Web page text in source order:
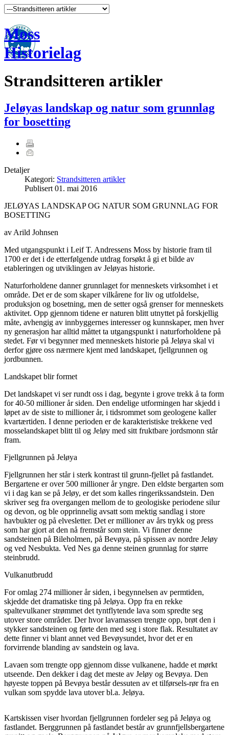
Moss
Historielag
Strandsitteren artikler
Jeløyas landskap og natur som grunnlag
for bosetting
Detaljer
Kategori: Strandsitteren artikler
Publisert 01. mai 2016
JELØYAS LANDSKAP OG NATUR SOM GRUNNLAG FOR
BOSETTING
av Arild Johnsen
Med utgangspunkt i Leif T. Andressens Moss by historie fram til
1700 er det i de etterfølgende utdrag forsøkt å gi et bilde av
etableringen og utviklingen av Jeløyas historie.
Naturforholdene danner grunnlaget for menneskets virksomhet i et
område. Det er de som skaper vilkårene for liv og utfoldelse,
produksjon og bosetning, men de setter også grenser for menneskets
aktivitet. Opp gjennom tidene er naturen blitt utnyttet på forskjellig
måte, avhengig av innbyggernes interesser og kunnskaper, men hver
ny generasjon har alltid måttet ta utgangspunkt i naturforholdene på
stedet. Før vi begynner med menneskets historie på Jeløya skal vi
derfor gjøre oss nærmere kjent med landskapet, fjellgrunnen og
jordbunnen.
Landskapet blir formet
Det landskapet vi ser rundt oss i dag, begynte i grove trekk å ta form
for 40-50 millioner år siden. Den endelige utformingen har skjedd i
løpet av de siste to millioner år, i tidsrommet som geologene kaller
kvartærtiden. I denne perioden er de karakteristiske trekkene ved
mosselandskapet blitt til og Jeløy med sitt fruktbare jordsmonn står
fram.
Fjellgrunnen på Jeløya
Fjellgrunnen her står i sterk kontrast til grunn-fjellet på fastlandet.
Bergartene er over 500 millioner år yngre. Den eldste bergarten som
vi i dag kan se på Jeløy, er det som kalles ringerikssandstein. Den
skriver seg fra overgangen mellom de to geologiske periodene silur
og devon, og ble opprinnelig avsatt som mektig sandlag i store
havbukter og på elvesletter. Det er millioner av års trykk og press
som har gjort at den nå fremstår som stein. Vi finner denne
sandsteinen på Bileholmen, på Bevøya, på spissen av nordre Jeløy
og ved Nesbukta. Ved Nes ga denne steinen grunnlag for større
steinbrudd.
Vulkanutbrudd
For omlag 274 millioner år siden, i begynnelsen av permtiden,
skjedde det dramatiske ting på Jeløya. Opp fra en rekke
spaltevulkaner strømmet det tyntflytende lava som spredte seg
utover store områder. Der hvor lavamassen trengte opp, brøt den i
stykker sandsteinen og førte den med seg i store flak. Resultatet av
dette finner vi blant annet ved Bevøysundet, hvor det er en
forvirrende blanding av sandstein og lava.
Lavaen som trengte opp gjennom disse vulkanene, hadde et mørkt
utseende. Den dekker i dag det meste av Jeløy og Bevøya. Den
høyeste toppen på Bevøya består dessuten av et tilførsels-rør fra en
vulkan som spydde lava utover bl.a. Jeløya.
Kartskissen viser hvordan fjellgrunnen fordeler seg på Jeløya og
fastlandet. Berggrunnen på fastlandet består av grunnfjellsbergartene